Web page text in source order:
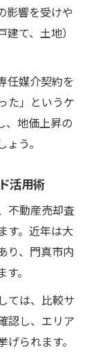
影響を受けや
て、土地）
任媒介契約を
た」というケ
、地価上昇の
う。
活用術
不動産売却査
す。近年は大
り、門真市内
。
ては、比較サ
認し、エリア
られます。